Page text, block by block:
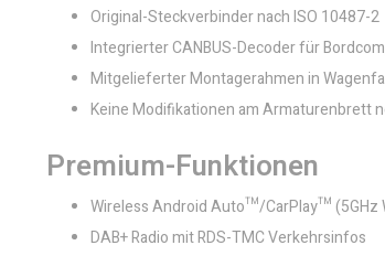
Original-Steckverbinder nach ISO 10487-2
Integrierter CANBUS-Decoder für
Mitgelieferter Montagerahmen in
Keine Modifikationen am Armaturenbrett
Premium-Funktionen
Wireless Android Auto™/CarPlay™ (5GHz
DAB+ Radio mit RDS-TMC Verkehrsinfos